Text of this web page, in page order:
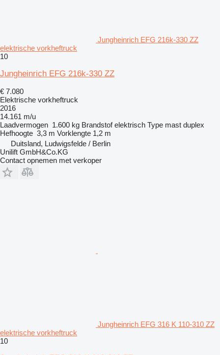
Jungheinrich EFG 216k-330 ZZ
elektrische vorkheftruck
10
Jungheinrich EFG 216k-330 ZZ
€ 7.080
Elektrische vorkheftruck
2016
14.161 m/u
Laadvermogen 1.600 kg Brandstof elektrisch Type mast duplex
Hefhoogte 3,3 m Vorklengte 1,2 m
Duitsland, Ludwigsfelde / Berlin
Unilift GmbH&Co.KG
Contact opnemen met verkoper
Jungheinrich EFG 316 K 110-310 ZZ
elektrische vorkheftruck
10